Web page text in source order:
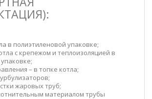
в полиэтиленовой упаковке;
с крепежом и теплоизоляцией в
– в топке котла;
жаровых труб;
материалом трубы